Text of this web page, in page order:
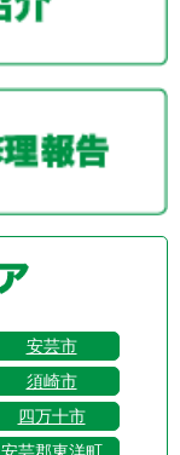
安芸市
須崎市
四万十市